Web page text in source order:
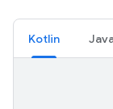
Kotlin